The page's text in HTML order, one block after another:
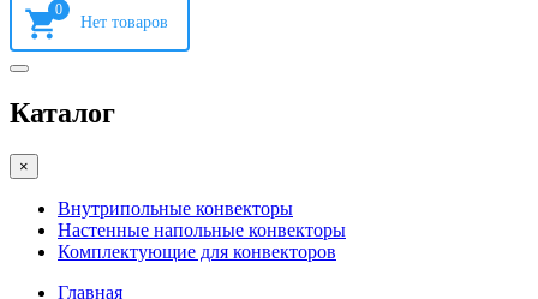
0
Каталог
×
Внутрипольные конвекторы
Настенные напольные конвекторы
Комплектующие для конвекторов
Главная